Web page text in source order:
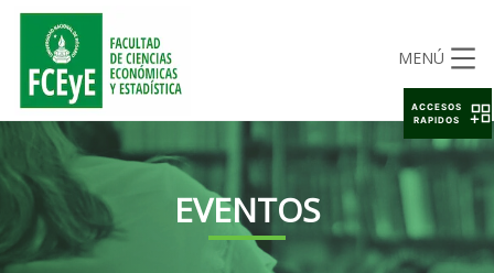
MENÚ
EVENTOS
ACCESOS
RAPIDOS